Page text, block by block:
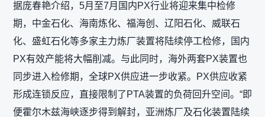
据庞春艳介绍，5月至7月国内PX行业将迎来集中检修
期，中金石化、海南炼化、福海创、辽阳石化、威联石
化、盛虹石化等多家主力炼厂装置将陆续停工检修，国内
PX有效产能将大幅削减。与此同时，海外两套PX装置也
同步进入检修期，全球PX供应进一步收紧。PX供应收紧
形成连锁反应，直接限制了PTA装置的负荷回升空间。“即
便霍尔木兹海峡逐步得到解封，亚洲炼厂及石化装置陆续